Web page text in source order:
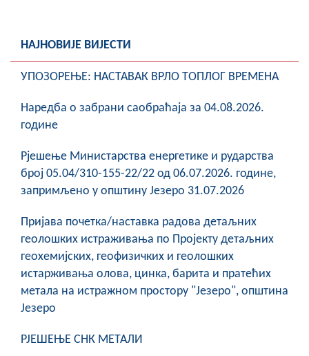
Вијести
Активности
Јавни позиви
Заштита од пожара
Геоистраживања
ФИНАНСИЈЕ
ПРИВРЕДА
НАЈНОВИЈЕ ВИЈЕСТИ
УПОЗОРЕЊЕ: НАСТАВАК ВРЛО ТОПЛОГ ВРЕМЕНА
Наредба о забрани саобраћаја за 04.08.2026.
године
Рјешење Министарства енергетике и рударства
број 05.04/310-155-22/22 од 06.07.2026. године,
запримљено у општину Језеро 31.07.2026
Пријава почетка/наставка радова детаљних
геолошких истраживања по Пројекту детаљних
геохемијских, геофизичких и геолошких
истарживања олова, цинка, барита и пратећих
метала на истражном простору "Језеро", општина
Језеро
РЈЕШЕЊЕ СНК МЕТАЛИ